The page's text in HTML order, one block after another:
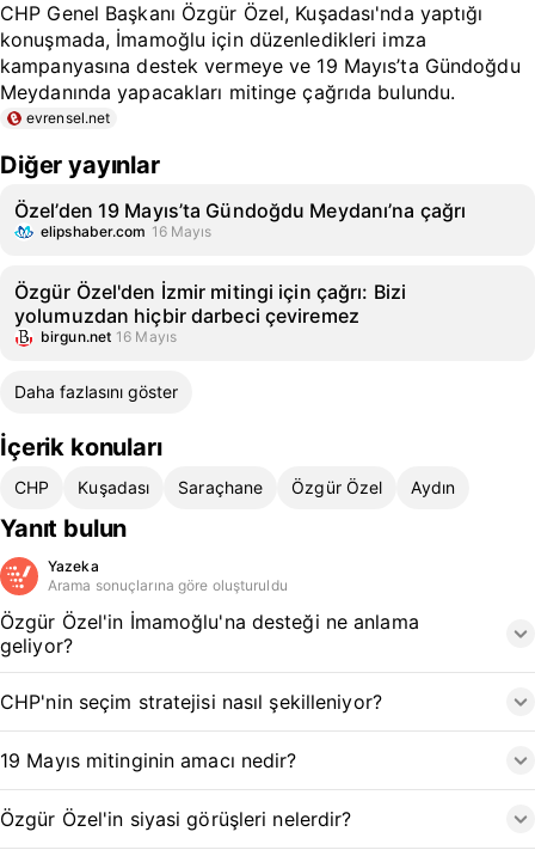
CHP Genel Başkanı Özgür Özel, Kuşadası'nda yaptığı
konuşmada, İmamoğlu için düzenledikleri imza
kampanyasına destek vermeye ve 19 Mayıs’ta Gündoğdu
Meydanında yapacakları mitinge çağrıda bulundu.
evrensel.net
Diğer yayınlar
Özel’den 19 Mayıs’ta Gündoğdu Meydanı’na çağrı
elipshaber.com 16 Mayıs
Özgür Özel'den İzmir mitingi için çağrı: Bizi
yolumuzdan hiçbir darbeci çeviremez
birgun.net 16 Mayıs
Daha fazlasını göster
İçerik konuları
CHP Kuşadası Saraçhane Özgür Özel Aydın
Yanıt bulun
Yazeka
Arama sonuçlarına göre oluşturuldu
Özgür Özel'in İmamoğlu'na desteği ne anlama
geliyor?
CHP'nin seçim stratejisi nasıl şekilleniyor?
19 Mayıs mitinginin amacı nedir?
Özgür Özel'in siyasi görüşleri nelerdir?